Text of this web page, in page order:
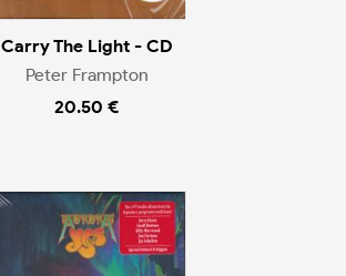
Carry The Light - CD
Peter Frampton
20.50 €